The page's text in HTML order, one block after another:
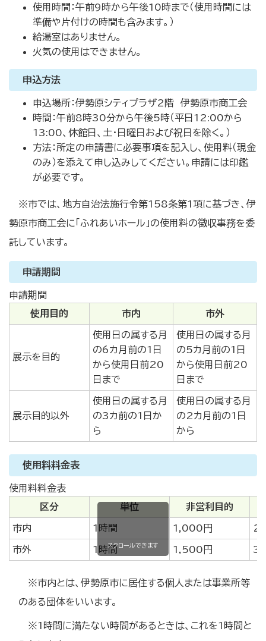
使用時間：午前9時から午後10時まで（使用時間には
準備や片付けの時間も含みます。）
給湯室はありません。
火気の使用はできません。
申込方法
申込場所：伊勢原シティプラザ2階 伊勢原市商工会
時間：午前8時30分から午後5時（平日12:00から
13:00、休館日、土・日曜日および祝日を除く。）
方法：所定の申請書に必要事項を記入し、使用料（現金
のみ）を添えて申し込みしてください。申請には印鑑
が必要です。
※市では、地方自治法施行令第158条第1項に基づき、伊
勢原市商工会に「ふれあいホール」の使用料の徴収事務を委
託しています。
申請期間
申請期間
使用目的
市内 市外
展示を目的
使用日の属する月
の6カ月前の1日
から使用日前20
日まで
使用日の属する月
の5カ月前の1日
から使用日前20
日まで
展示目的以外
使用日の属する月
の3カ前の1日か
ら
使用日の属する月
の2カ月前の1日
から
使用料料金表
使用料料金表
区分
単位 非営利目的
市内 1時間 1,000円
市外 1時間 1,500円
スクロールできます
※市内とは、伊勢原市に居住する個人または事業所等
のある団体をいいます。
※1時間に満たない時間があるときは、これを1時間と